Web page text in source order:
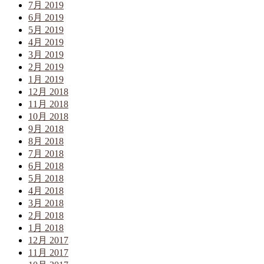
7月 2019
6月 2019
5月 2019
4月 2019
3月 2019
2月 2019
1月 2019
12月 2018
11月 2018
10月 2018
9月 2018
8月 2018
7月 2018
6月 2018
5月 2018
4月 2018
3月 2018
2月 2018
1月 2018
12月 2017
11月 2017